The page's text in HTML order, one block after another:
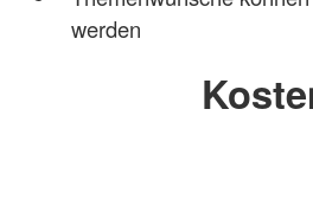
werden